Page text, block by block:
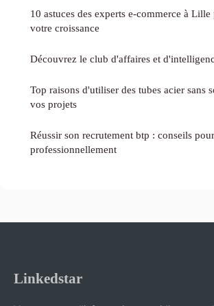
10 astuces des experts e-commerce à
votre croissance
Découvrez le club d'affaires et
Top raisons d'utiliser des tubes acier sans
vos projets
Réussir son recrutement btp : conseils
professionnellement
Linkedstar